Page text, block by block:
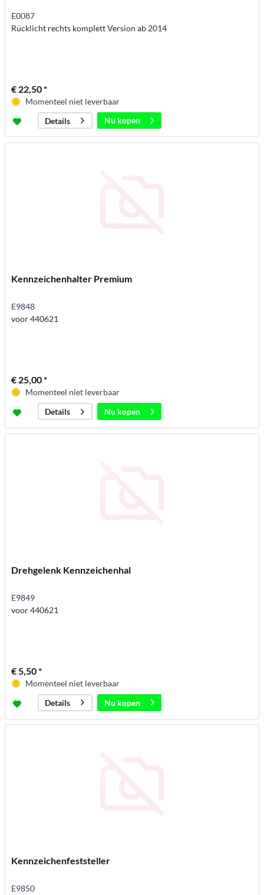
E0087
Rücklicht rechts komplett Version ab 2014
€ 22,50 *
Momenteel niet leverbaar
Details
Nu kopen
Kennzeichenhalter Premium
E9848
voor 440621
€ 25,00 *
Momenteel niet leverbaar
Details
Nu kopen
Drehgelenk Kennzeichenhal
E9849
voor 440621
€ 5,50 *
Momenteel niet leverbaar
Details
Nu kopen
Kennzeichenfeststeller
E9850